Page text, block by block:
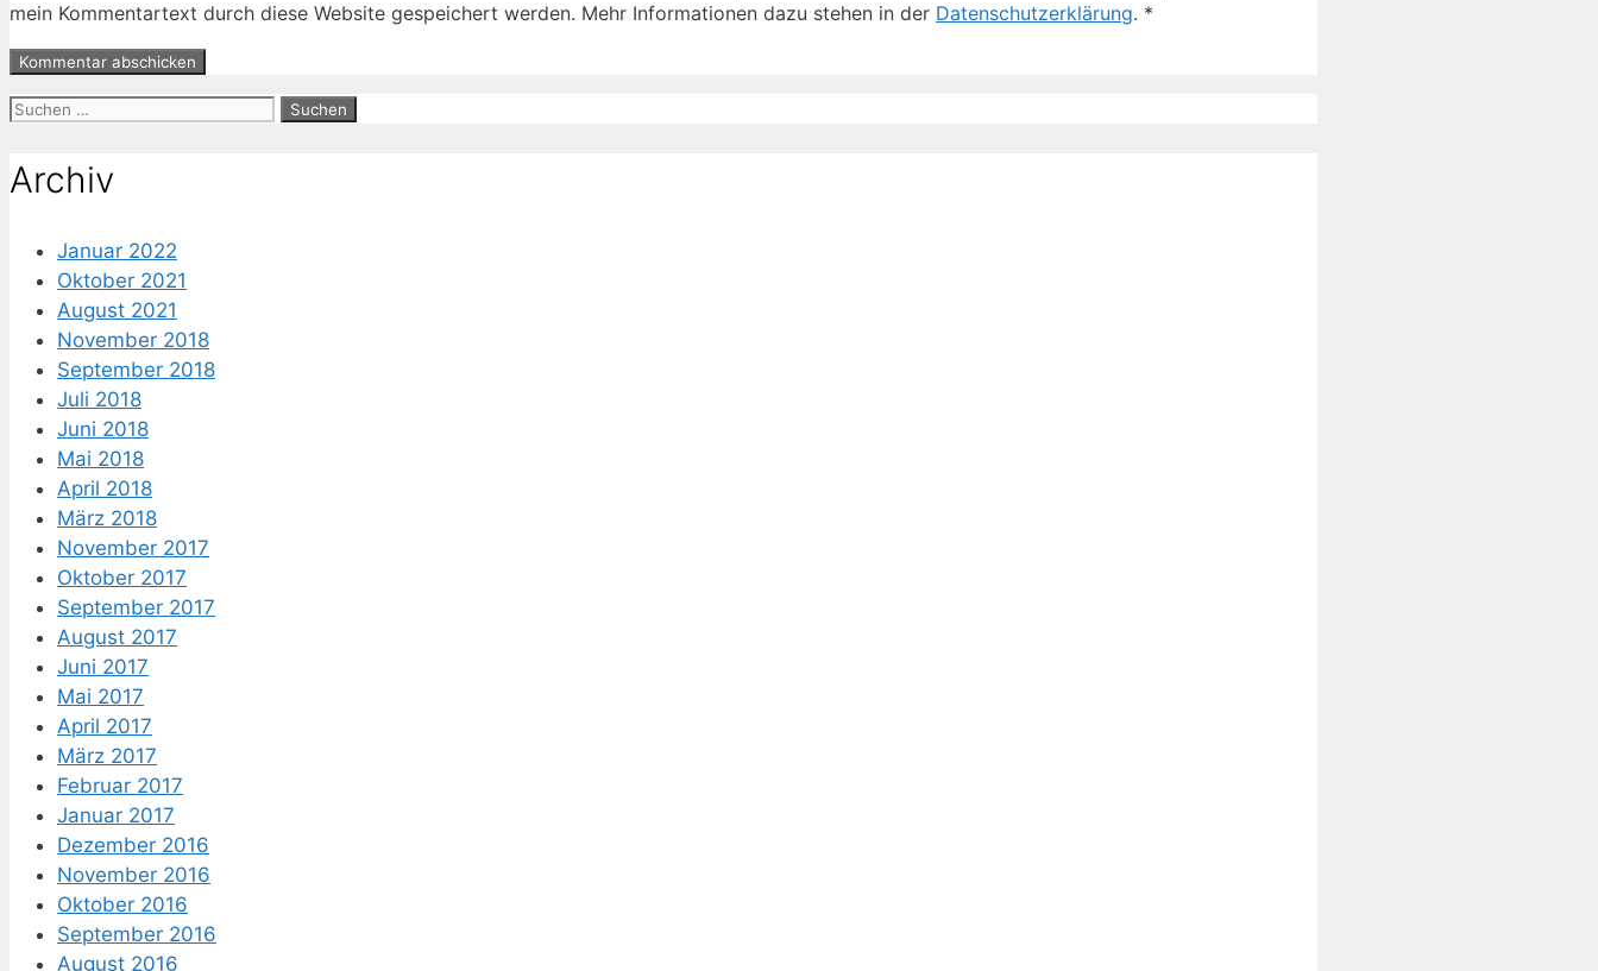
mein Kommentartext durch diese Website gespeichert werden. Mehr Informationen dazu stehen in der Datenschutzerklärung. *
Suche
Archiv
Januar 2022
Oktober 2021
August 2021
November 2018
September 2018
Juli 2018
Juni 2018
Mai 2018
April 2018
März 2018
November 2017
Oktober 2017
September 2017
August 2017
Juni 2017
Mai 2017
April 2017
März 2017
Februar 2017
Januar 2017
Dezember 2016
November 2016
Oktober 2016
September 2016
August 2016